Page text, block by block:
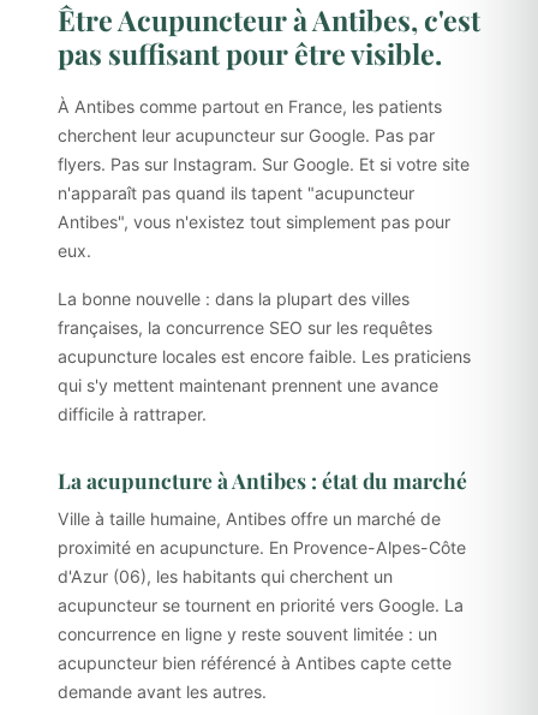
Être Acupuncteur à Antibes, c'est
pas suffisant pour être visible.
À Antibes comme partout en France, les patients
cherchent leur acupuncteur sur Google. Pas par
flyers. Pas sur Instagram. Sur Google. Et si votre site
n'apparaît pas quand ils tapent "acupuncteur
Antibes", vous n'existez tout simplement pas pour
eux.
La bonne nouvelle : dans la plupart des villes
françaises, la concurrence SEO sur les requêtes
acupuncture locales est encore faible. Les praticiens
qui s'y mettent maintenant prennent une avance
difficile à rattraper.
La acupuncture à Antibes : état du marché
Ville à taille humaine, Antibes offre un marché de
proximité en acupuncture. En Provence-Alpes-Côte
d'Azur (06), les habitants qui cherchent un
acupuncteur se tournent en priorité vers Google. La
concurrence en ligne y reste souvent limitée : un
acupuncteur bien référencé à Antibes capte cette
demande avant les autres.